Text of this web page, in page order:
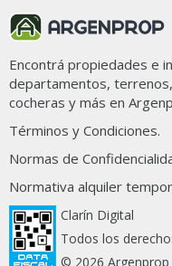
34 propiedades en
Encontrá propiedades e
departamentos,
cocheras y más en
Términos y Condiciones.
Normas de
Normativa alquiler
Clarín Digital
Todos los
© 2026 Argenprop